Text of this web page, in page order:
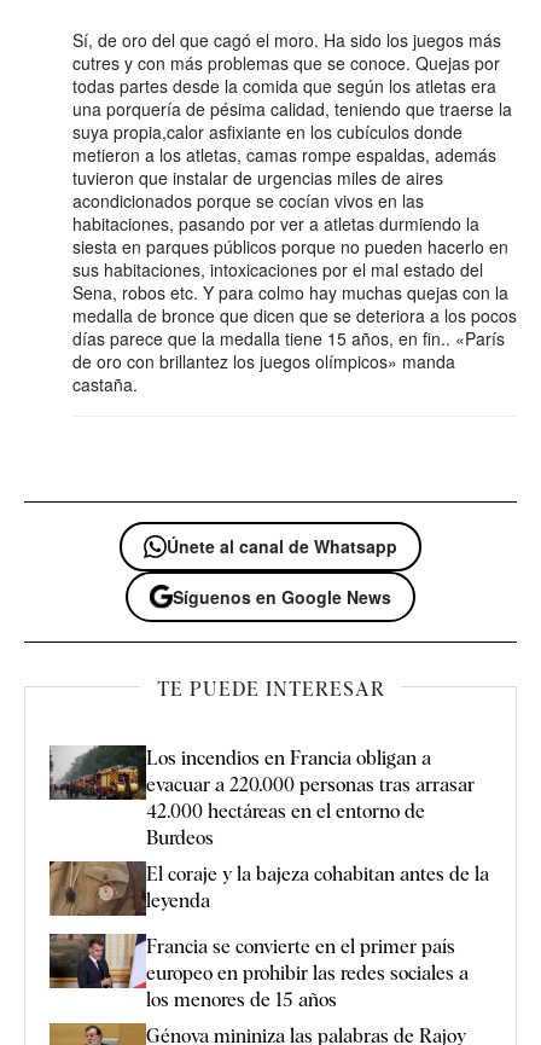
Sí, de oro del que cagó el moro. Ha sido los juegos más
cutres y con más problemas que se conoce. Quejas por
todas partes desde la comida que según los atletas era
una porquería de pésima calidad, teniendo que traerse la
suya propia,calor asfixiante en los cubículos donde
metieron a los atletas, camas rompe espaldas, además
tuvieron que instalar de urgencias miles de aires
acondicionados porque se cocían vivos en las
habitaciones, pasando por ver a atletas durmiendo la
siesta en parques públicos porque no pueden hacerlo en
sus habitaciones, intoxicaciones por el mal estado del
Sena, robos etc. Y para colmo hay muchas quejas con la
medalla de bronce que dicen que se deteriora a los pocos
días parece que la medalla tiene 15 años, en fin.. «París
de oro con brillantez los juegos olímpicos» manda
castaña.
Únete al canal de Whatsapp
Síguenos en Google News
TE PUEDE INTERESAR
Los incendios en Francia obligan a
evacuar a 220.000 personas tras arrasar
42.000 hectáreas en el entorno de
Burdeos
El coraje y la bajeza cohabitan antes de la
leyenda
Francia se convierte en el primer país
europeo en prohibir las redes sociales a
los menores de 15 años
Génova mininiza las palabras de Rajoy